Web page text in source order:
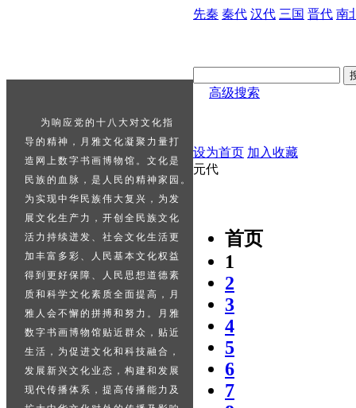
    为响应党的十八大对文化指
导的精神，月雅文化凝聚力量打
造网上数字书画博物馆。文化是
民族的血脉，是人民的精神家园。
为实现中华民族伟大复兴，为发
展文化生产力，开创全民族文化
活力持续迸发、社会文化生活更
加丰富多彩、人民基本文化权益
得到更好保障、人民思想道德素
质和科学文化素质全面提高，月
雅人会不懈的拼搏和努力。月雅
数字书画博物馆贴近群众，贴近
生活，为促进文化和科技融合，
发展新兴文化业态，构建和发展
现代传播体系，提高传播能力及
先秦 秦代 汉代 三国 晋代 南
高级搜索
设为首页 加入收藏
元代
首页
1
2
3
4
5
6
7